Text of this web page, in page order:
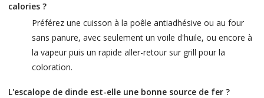
calories ?
Préférez une cuisson à la poêle antiadhésive ou au four
sans panure, avec seulement un voile d'huile, ou encore à
la vapeur puis un rapide aller-retour sur grill pour la
coloration.
L'escalope de dinde est-elle une bonne source de fer ?